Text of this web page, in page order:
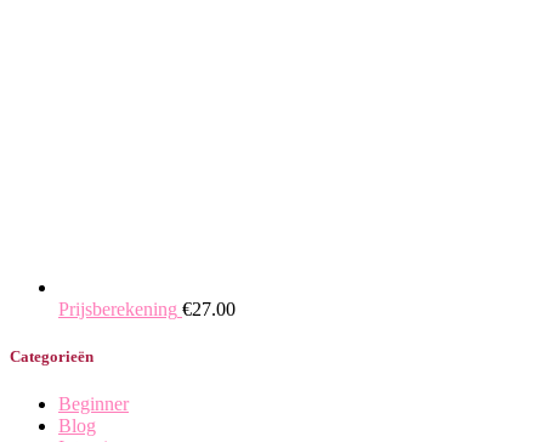
Prijsberekening €27.00
Categorieën
Beginner
Blog